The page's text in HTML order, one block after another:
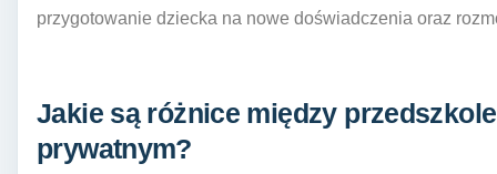
przygotowanie dziecka na nowe doświadczenia oraz
Jakie są różnice między
prywatnym?